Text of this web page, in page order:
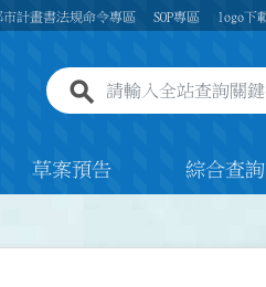
市計畫書法規命令專區 SOP專區 logo下
全站查詢關鍵字欄位
草案預告 綜合查詢